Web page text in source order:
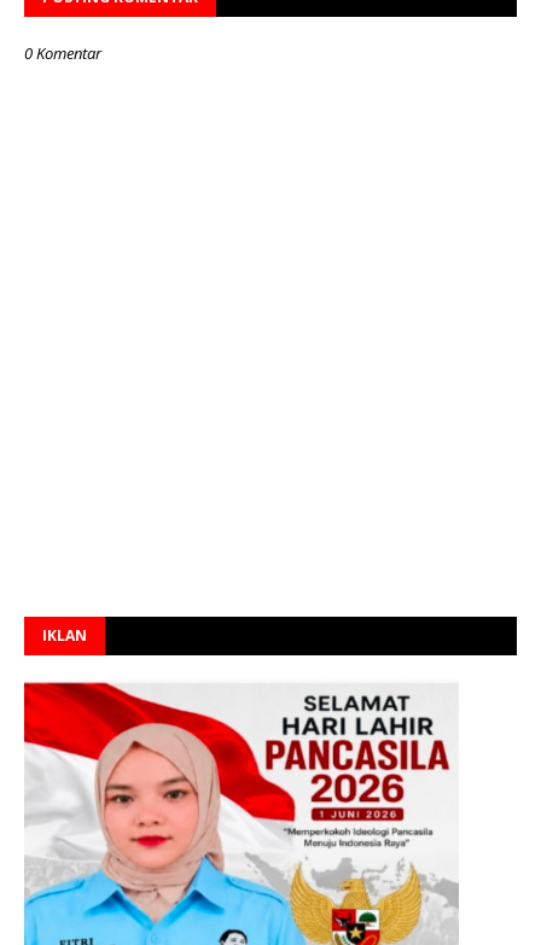
0 Komentar
IKLAN